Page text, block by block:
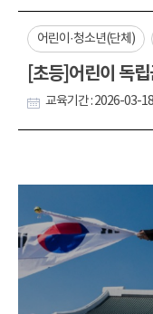
어린이·청소년(단체)
[초등]어린이 독
교육기간 : 2026-03-